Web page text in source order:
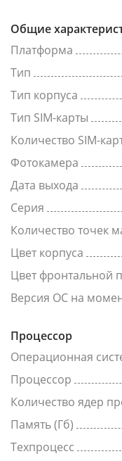
Общие
Платформа
Тип
Тип корпуса
Тип SIM-карты
Количество SIM-
Фотокамера
Дата выхода
Серия
Количество точек
Цвет корпуса
Цвет фронтальной
Версия ОС на
Процессор
Операционная
Процессор
Количество ядер
Память (Гб)
Техпроцесс